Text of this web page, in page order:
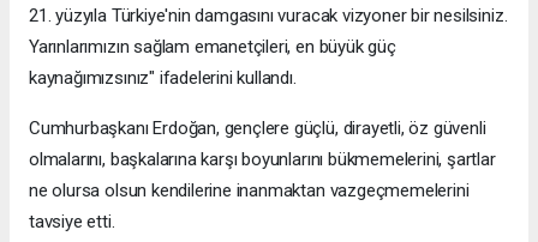
21. yüzyıla Türkiye'nin damgasını vuracak vizyoner bir nesilsiniz.
Yarınlarımızın sağlam emanetçileri, en büyük güç
kaynağımızsınız" ifadelerini kullandı.
Cumhurbaşkanı Erdoğan, gençlere güçlü, dirayetli, öz güvenli
olmalarını, başkalarına karşı boyunlarını bükmemelerini, şartlar
ne olursa olsun kendilerine inanmaktan vazgeçmemelerini
tavsiye etti.